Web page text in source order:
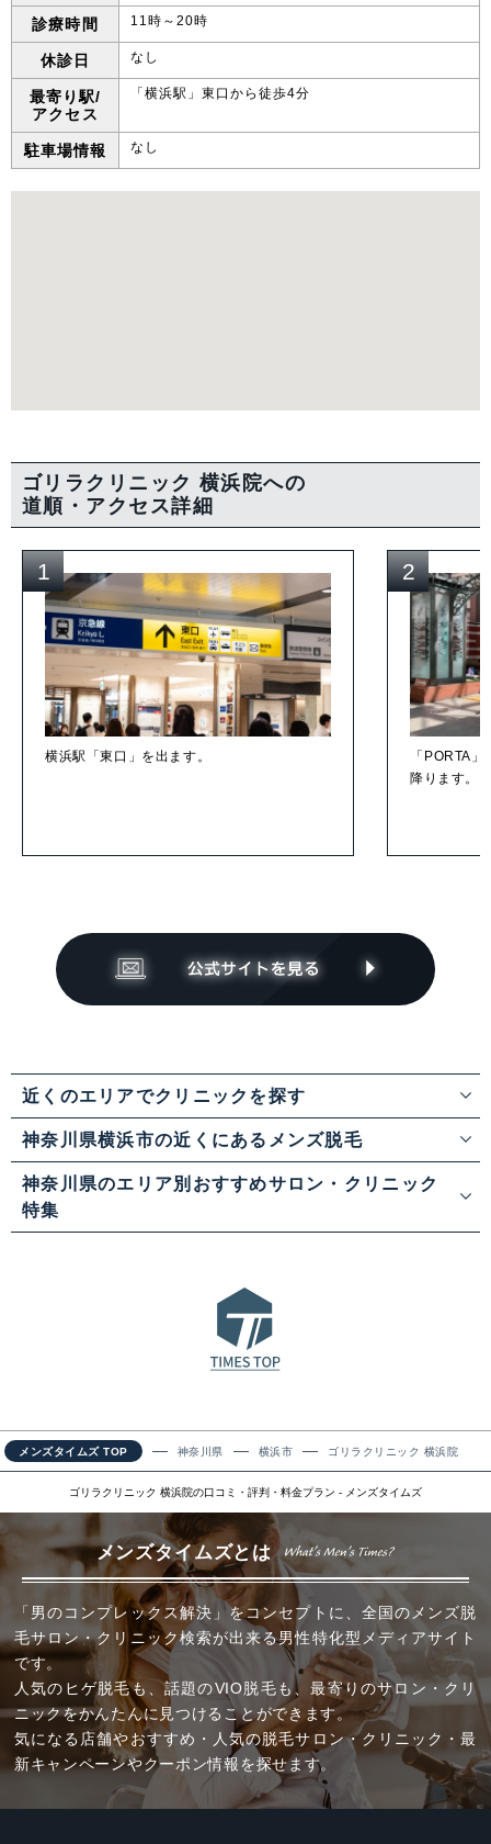
診療時間 11時～20時
休診日 なし
最寄り駅/
アクセス
「横浜駅」東口から徒歩4分
駐車場情報 なし
ゴリラクリニック 横浜院への
道順・アクセス詳細
1
横浜駅「東口」を出ます。
2
「PORTA
降ります。
近くのエリアでクリニックを探す
神奈川県横浜市の近くにあるメンズ脱毛
神奈川県のエリア別おすすめサロン・クリニック
特集
メンズタイムズ TOP 神奈川県 横浜市 ゴリラクリニック 横浜院
ゴリラクリニック 横浜院の口コミ・評判・料金プラン - メンズタイムズ
メンズタイムズとは
「男のコンプレックス解決」をコンセプトに、全国のメンズ脱
毛サロン・クリニック検索が出来る男性特化型メディアサイト
です。
人気のヒゲ脱毛も、話題のVIO脱毛も、最寄りのサロン・クリ
ニックをかんたんに見つけることができます。
気になる店舗やおすすめ・人気の脱毛サロン・クリニック・最
新キャンペーンやクーポン情報を探せます。